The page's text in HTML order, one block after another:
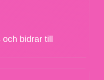
och bidrar till